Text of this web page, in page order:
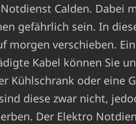
Calden. Dabei
gefährlich sein. In
morgen verschieben.
Kabel können Sie
Kühlschrank oder eine
diese zwar nicht,
Der Elektro